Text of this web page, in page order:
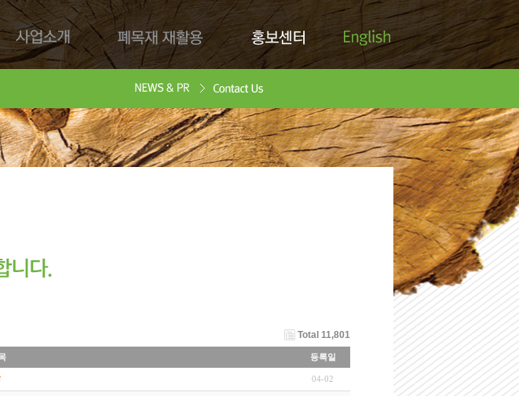
사업소개 폐목재 재활용 홍보센터
Download
English
Total 11,801
등록일
04-02